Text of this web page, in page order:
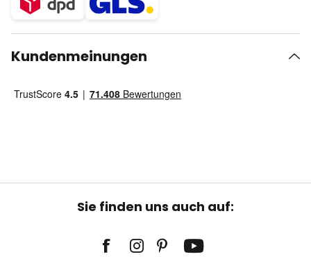
Kundenmeinungen
Sie finden uns auch auf: